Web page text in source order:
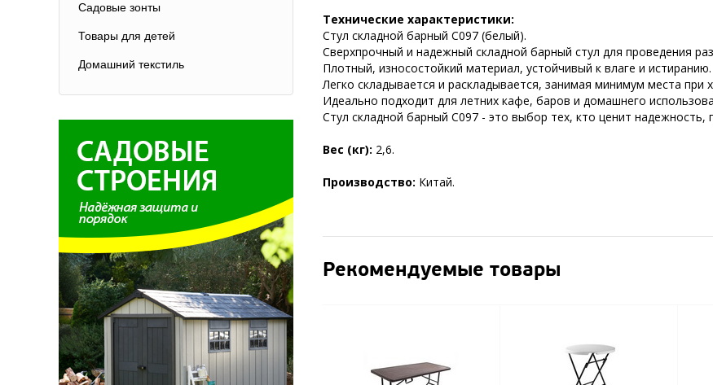
Садовые зонты
Товары для детей
Домашний текстиль
Технические характеристики:
Стул складной барный C097 (белый).
Сверхпрочный и надежный складной барный стул для проведения
Плотный, износостойкий материал, устойчивый к влаге и истиранию.
Легко складывается и раскладывается, занимая минимум места при
Идеально подходит для летних кафе, баров и домашнего
Стул складной барный C097 - это выбор тех, кто ценит надежность,
Вес (кг): 2,6.
Производство: Китай.
Рекомендуемые товары